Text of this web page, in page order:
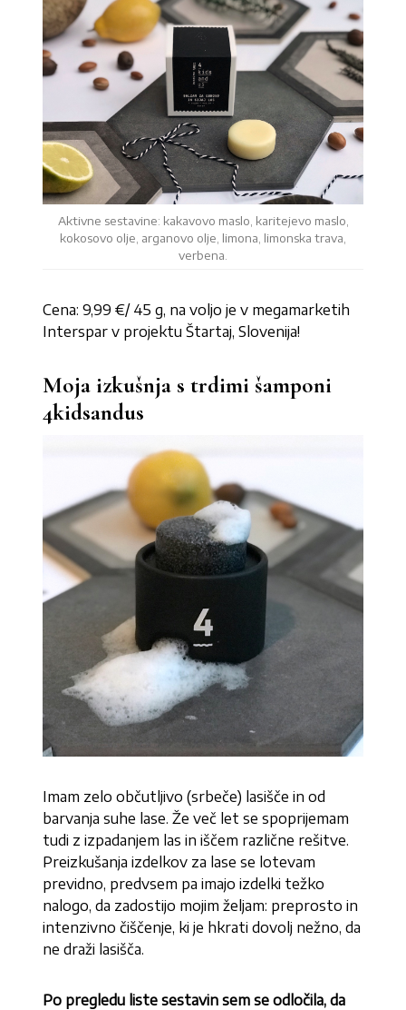
Aktivne sestavine: kakavovo maslo, karitejevo maslo,
kokosovo olje, arganovo olje, limona, limonska trava,
verbena.
Cena: 9,99 €/ 45 g, na voljo je v megamarketih
Interspar v projektu Štartaj, Slovenija!
Moja izkušnja s trdimi šamponi
4kidsandus
Imam zelo občutljivo (srbeče) lasišče in od
barvanja suhe lase. Že več let se spoprijemam
tudi z izpadanjem las in iščem različne rešitve.
Preizkušanja izdelkov za lase se lotevam
previdno, predvsem pa imajo izdelki težko
nalogo, da zadostijo mojim željam: preprosto in
intenzivno čiščenje, ki je hkrati dovolj nežno, da
ne draži lasišča.
Po pregledu liste sestavin sem se odločila, da